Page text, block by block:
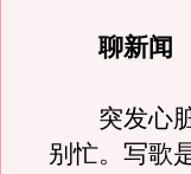
聊新闻
突发心脏
别忙。写歌